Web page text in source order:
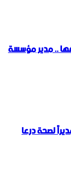
.. مدير مؤسسة
لصحة درعا